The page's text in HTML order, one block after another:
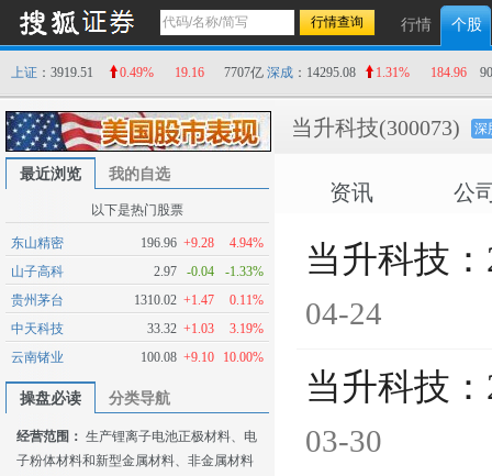
行情 个股
上证 ：3919.51 0.49% 19.16 7707亿 深成 ：14295.08 1.31% 184.96
最近浏览 我的自选
以下是热门股票
东山精密 196.96 +9.28
4.94%
山子高科
2.97 -0.04
-1.33%
贵州茅台
1310.02 +1.47
0.11%
中天科技
33.32 +1.03
3.19%
云南锗业
100.08 +9.10 10.00%
操盘必读 分类导航
经营范围： 生产锂离子电池正极材料、电
子粉体材料和新型金属材料、非金属材料
当升科技(300073) 深
资讯 公
当升科技
04-24
当升科技
03-30